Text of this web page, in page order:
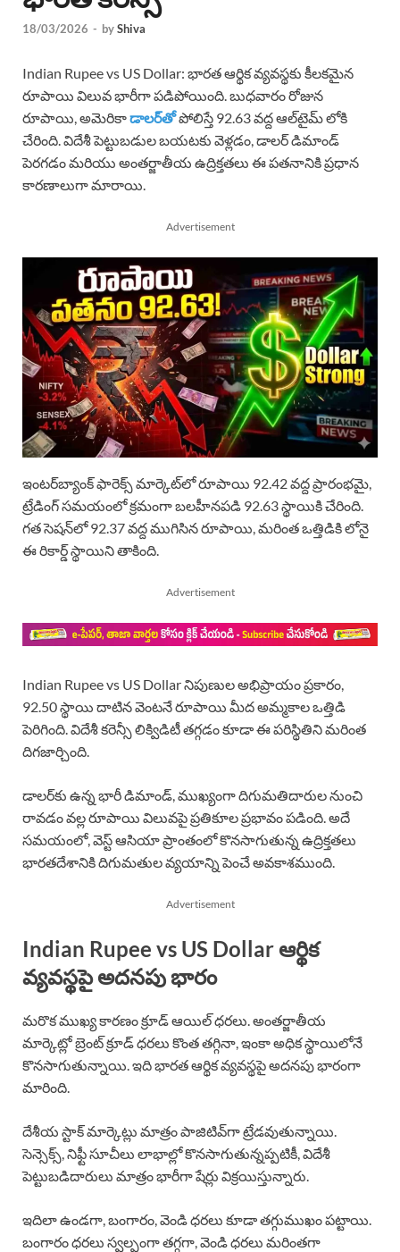
18/03/2026 - byShiva
Indian Rupee vs US Dollar: భారత ఆర్థిక వ్యవస్థకు కీలకమైన
రూపాయి విలువ భారీగా పడిపోయింది. బుధవారం రోజున
రూపాయి, అమెరికాడాలర్‌తోపోలిస్తే 92.63 వద్ద ఆల్‌టైమ్ లోకి
చేరింది. విదేశీ పెట్టుబడుల బయటకు వెళ్లడం, డాలర్ డిమాండ్
పెరగడం మరియు అంతర్జాతీయ ఉద్రిక్తతలు ఈ పతనానికి ప్రధాన
కారణాలుగా మారాయి.
Advertisement
ఇంటర్‌బ్యాంక్ ఫారెక్స్ మార్కెట్‌లో రూపాయి 92.42 వద్ద ప్రారంభమై,
ట్రేడింగ్ సమయంలో క్రమంగా బలహీనపడి 92.63 స్థాయికి చేరింది.
గత సెషన్‌లో 92.37 వద్ద ముగిసిన రూపాయి, మరింత ఒత్తిడికి లోనై
ఈ రికార్డ్ స్థాయిని తాకింది.
Advertisement
Indian Rupee vs US Dollar నిపుణుల అభిప్రాయం ప్రకారం,
92.50 స్థాయి దాటిన వెంటనే రూపాయి మీద అమ్మకాల ఒత్తిడి
పెరిగింది. విదేశీ కరెన్సీ లిక్విడిటీ తగ్గడం కూడా ఈ పరిస్థితిని మరింత
దిగజార్చింది.
డాలర్‌కు ఉన్న భారీ డిమాండ్, ముఖ్యంగా దిగుమతిదారుల నుంచి
రావడం వల్ల రూపాయి విలువపై ప్రతికూల ప్రభావం పడింది. అదే
సమయంలో, వెస్ట్ ఆసియా ప్రాంతంలో కొనసాగుతున్న ఉద్రిక్తతలు
భారతదేశానికి దిగుమతుల వ్యయాన్ని పెంచే అవకాశముంది.
Advertisement
Indian Rupee vs US Dollar ఆర్థిక
వ్యవస్థపై అదనపు భారం
మరొక ముఖ్య కారణం క్రూడ్ ఆయిల్ ధరలు. అంతర్జాతీయ
మార్కెట్లో బ్రెంట్ క్రూడ్ ధరలు కొంత తగ్గినా, ఇంకా అధిక స్థాయిలోనే
కొనసాగుతున్నాయి. ఇది భారత ఆర్థిక వ్యవస్థపై అదనపు భారంగా
మారింది.
దేశీయ స్టాక్ మార్కెట్లు మాత్రం పాజిటివ్‌గా ట్రేడవుతున్నాయి.
సెన్సెక్స్, నిఫ్టీ సూచీలు లాభాల్లో కొనసాగుతున్నప్పటికీ, విదేశీ
పెట్టుబడిదారులు మాత్రం భారీగా షేర్లు విక్రయిస్తున్నారు.
ఇదిలా ఉండగా, బంగారం, వెండి ధరలు కూడా తగ్గుముఖం పట్టాయి.
బంగారం ధరలు స్వల్పంగా తగ్గగా, వెండి ధరలు మరింతగా